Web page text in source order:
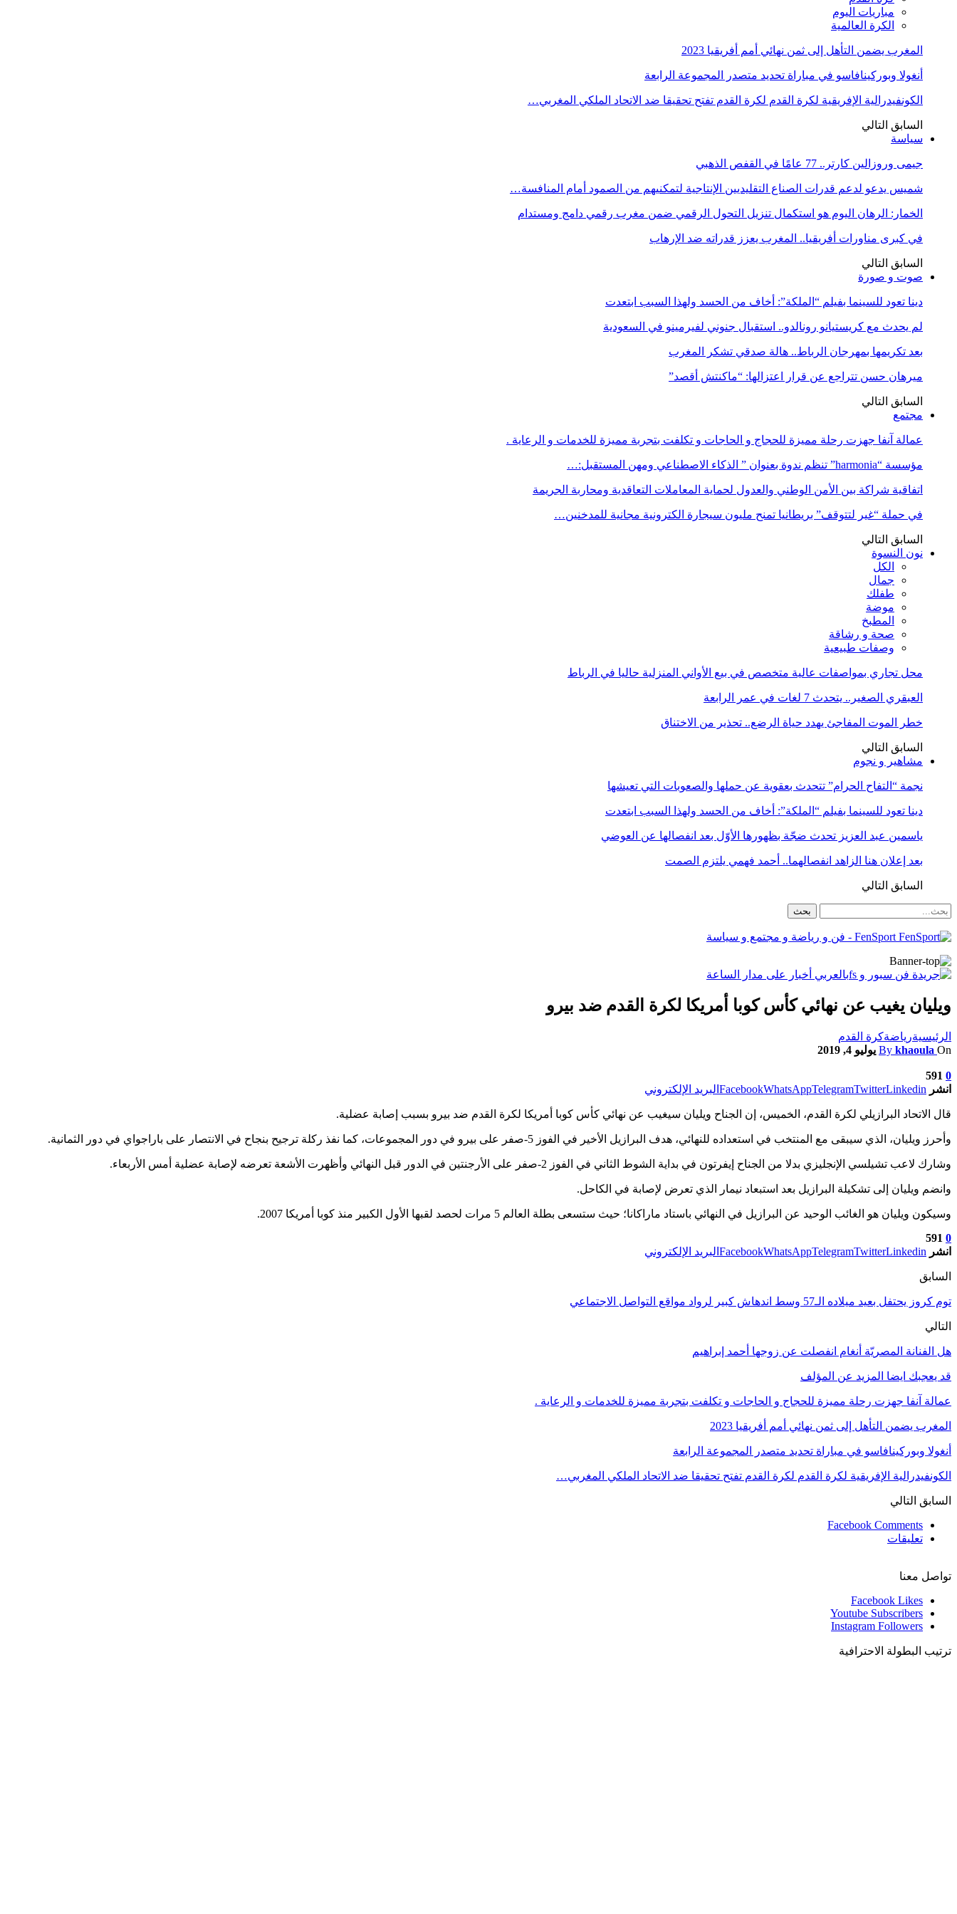
مباريات اليوم
الكرة العالمية
المغرب يضمن التأهل إلى ثمن نهائي أمم أفريقيا 2023
أنغولا وبوركينافاسو في مباراة تحديد متصدر المجموعة الرابعة
الكونفيدرالية الإفريقية لكرة القدم لكرة القدم تفتح تحقيقا ضد الاتحاد الملكي المغربي…
السابق التالي
سياسة
جيمى وروزالين كارتر.. 77 عامًا في القفص الذهبي
شميس يدعو لدعم قدرات الصناع التقليديين الإنتاجية لتمكنيهم من الصمود أمام المنافسة…
الخمار: الرهان اليوم هو استكمال تنزيل التحول الرقمي ضمن مغرب رقمي دامج ومستدام
في كبرى مناورات أفريقيا.. المغرب يعزز قدراته ضد الإرهاب
السابق التالي
صوت و صورة
دينا تعود للسينما بفيلم “الملكة”: أخاف من الحسد ولهذا السبب ابتعدت
لم يحدث مع كريستيانو رونالدو.. استقبال جنوني لفيرمينو في السعودية
بعد تكريمها بمهرجان الرباط.. هالة صدقي تشكر المغرب
ميرهان حسن تتراجع عن قرار اعتزالها: “ماكنتش أقصد”
السابق التالي
مجتمع
عمالة آنفا جهزت رحلة مميزة للحجاج و الحاجات و تكلفت بتجربة مميزة للخدمات و الرعاية .
مؤسسة “harmonia” تنظم ندوة بعنوان ” الذكاء الاصطناعي ومهن المستقبل:…
اتفاقية شراكة بين الأمن الوطني والعدول لحماية المعاملات التعاقدية ومحاربة الجريمة
في حملة “غير لتتوقف” بريطانيا تمنح مليون سيجارة الكترونية مجانية للمدخنين…
السابق التالي
نون النسوة
الكل
جمال
طفلك
موضة
المطبخ
صحة و رشاقة
وصفات طبيعية
محل تجاري بمواصفات عالية متخصص في بيع الأواني المنزلية حاليا في الرباط
العبقري الصغير.. يتحدث 7 لغات في عمر الرابعة
خطر الموت المفاجئ يهدد حياة الرضع.. تحذير من الاختناق
السابق التالي
مشاهير و نجوم
نجمة “التفاح الحرام” تتحدث بعقوية عن حملها والصعوبات التي تعيشها
دينا تعود للسينما بفيلم “الملكة”: أخاف من الحسد ولهذا السبب ابتعدت
ياسمين عبد العزيز تحدث ضجّة بظهورها الأوّل بعد انفصالها عن العوضي
بعد إعلان هنا الزاهد انفصالهما.. أحمد فهمي يلتزم الصمت
السابق التالي
FenSport - فن و رياضة و مجتمع و سياسة
ويليان يغيب عن نهائي كأس كوبا أمريكا لكرة القدم ضد بيرو
الرئيسيةرياضةكرة القدم
By khaoula On يوليو 4, 2019
0
591
انشر
FacebookWhatsAppTelegramTwitterLinkedin البريد الإلكتروني
قال الاتحاد البرازيلي لكرة القدم، الخميس، إن الجناح ويليان سيغيب عن نهائي كأس كوبا أمريكا لكرة القدم ضد بيرو بسبب إصابة عضلية.
وأحرز ويليان، الذي سيبقى مع المنتخب في استعداده للنهائي، هدف البرازيل الأخير في الفوز 5-صفر على بيرو في دور المجموعات، كما نفذ ركلة ترجيح بنجاح في الانتصار على باراجواي في دور الثمانية.
وشارك لاعب تشيلسي الإنجليزي بدلا من الجناح إيفرتون في بداية الشوط الثاني في الفوز 2-صفر على الأرجنتين في الدور قبل النهائي وأظهرت الأشعة تعرضه لإصابة عضلية أمس الأربعاء.
وانضم ويليان إلى تشكيلة البرازيل بعد استبعاد نيمار الذي تعرض لإصابة في الكاحل.
وسيكون ويليان هو الغائب الوحيد عن البرازيل في النهائي باستاد ماراكانا؛ حيث ستسعى بطلة العالم 5 مرات لحصد لقبها الأول الكبير منذ كوبا أمريكا 2007.
0
591
انشر
FacebookWhatsAppTelegramTwitterLinkedin البريد الإلكتروني
السابق
توم كروز يحتفل بعيد ميلاده الـ57 وسط اندهاش كبير لرواد مواقع التواصل الاجتماعي
التالي
هل الفنانة المصريّة أنغام انفصلت عن زوجها أحمد إبراهيم
قد يعجبك ايضا المزيد عن المؤلف
عمالة آنفا جهزت رحلة مميزة للحجاج و الحاجات و تكلفت بتجربة مميزة للخدمات و الرعاية .
المغرب يضمن التأهل إلى ثمن نهائي أمم أفريقيا 2023
أنغولا وبوركينافاسو في مباراة تحديد متصدر المجموعة الرابعة
الكونفيدرالية الإفريقية لكرة القدم لكرة القدم تفتح تحقيقا ضد الاتحاد الملكي المغربي…
السابق التالي
Facebook Comments
تعليقات
تواصل معنا
Facebook Likes
Youtube Subscribers
Instagram Followers
ترتيب البطولة الاحترافية